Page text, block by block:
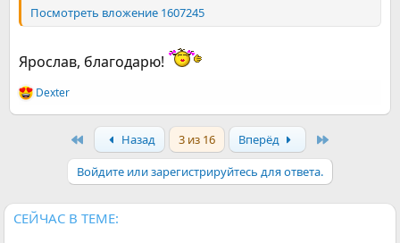
Посмотреть вложение 1607245
Ярослав, благодарю!
Р
е
Dexter
Назад 3 из 16 Вперёд
Войдите или зарегистрируйтесь для ответа.
СЕЙЧАС В ТЕМЕ: